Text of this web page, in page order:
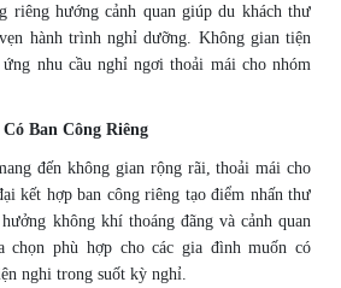
riêng hướng cảnh quan giúp du khách thư
hành trình nghỉ dưỡng. Không gian tiện
nhu cầu nghỉ ngơi thoải mái cho nhóm
Ban Công Riêng
đến không gian rộng rãi, thoải mái cho
kết hợp ban công riêng tạo điểm nhấn thư
không khí thoáng đãng và cảnh quan
chọn phù hợp cho các gia đình muốn có
nghi trong suốt kỳ nghỉ.